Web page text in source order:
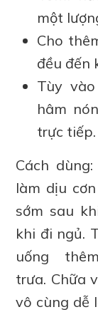
một
Cho
đều đến
Tùy
hâm
trực tiếp.
Cách
làm dịu
sớm sau
khi đi ngủ.
uống
trưa. Chữa
vô cùng dễ